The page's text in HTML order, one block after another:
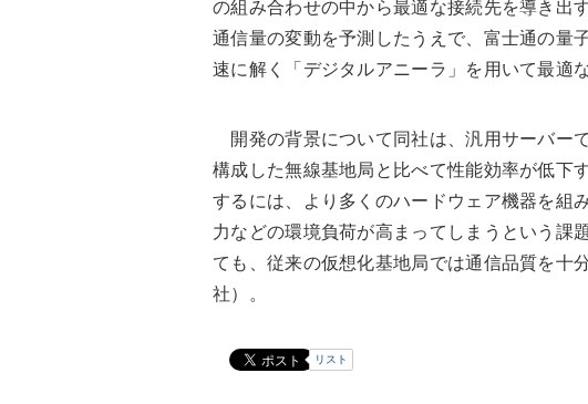
の組み合わせの中から最適な接続先を導き出
通信量の変動を予測したうえで、富士通の量
速に解く「デジタルアニーラ」を用いて最適
開発の背景について同社は、汎用サーバー
構成した無線基地局と比べて性能効率が低下
するには、より多くのハードウェア機器を組
力などの環境負荷が高まってしまうという課
ても、従来の仮想化基地局では通信品質を十
社）。
リスト